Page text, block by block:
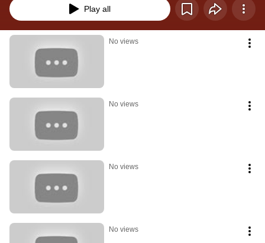
Play all
No views
No views
No views
No views